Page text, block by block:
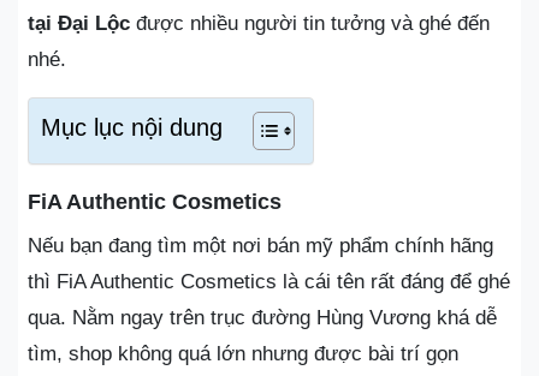
tại Đại Lộc được nhiều người tin tưởng và ghé đến
nhé.
Mục lục nội dung
FiA Authentic Cosmetics
Nếu bạn đang tìm một nơi bán mỹ phẩm chính hãng
thì FiA Authentic Cosmetics là cái tên rất đáng để ghé
qua. Nằm ngay trên trục đường Hùng Vương khá dễ
tìm, shop không quá lớn nhưng được bài trí gọn